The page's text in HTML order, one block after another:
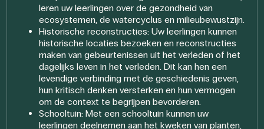
leren uw leerlingen over de gezondheid van
ecosystemen, de watercyclus en milieubewustzijn.
Historische reconstructies: Uw leerlingen kunnen
historische locaties bezoeken en reconstructies
maken van gebeurtenissen uit het verleden of het
dagelijks leven in het verleden. Dit kan hen een
levendige verbinding met de geschiedenis geven,
hun kritisch denken versterken en hun vermogen
om de context te begrijpen bevorderen.
Schooltuin: Met een schooltuin kunnen uw
leerlingen deelnemen aan het kweken van planten,